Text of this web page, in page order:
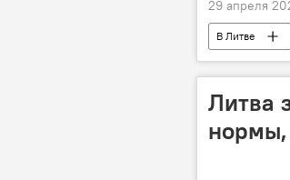
29 апреля
В Литве
Литва
нормы,